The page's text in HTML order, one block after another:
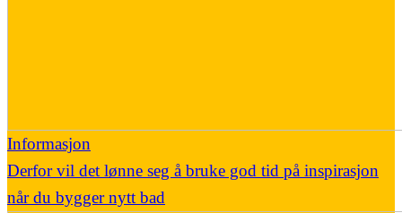
Informasjon
Derfor vil det lønne seg å bruke god tid på inspirasjon
når du bygger nytt bad